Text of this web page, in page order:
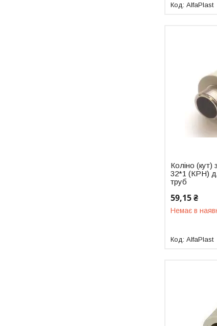
AlfaPlast
Коліно (кут)
32*1 (КРН)
труб
59,15 ₴
Немає в
AlfaPlast